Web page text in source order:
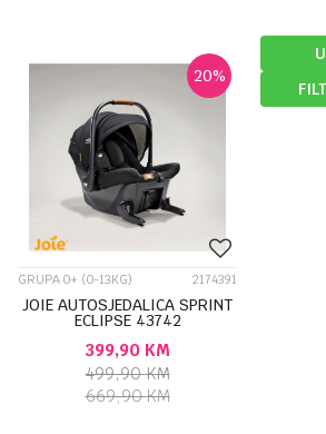
20%
GRUPA 0+ (0-13KG) 2174391
JOIE AUTOSJEDALICA SPRINT
ECLIPSE 43742
399,90 KM
499,90KM
669,90KM